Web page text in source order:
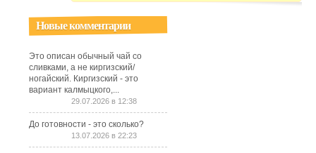
Новые комментарии
Это описан обычный чай со
сливками, а не киргизский/
ногайский. Киргизский - это
вариант калмыцкого,...
29.07.2026 в 12:38
До готовности - это сколько?
13.07.2026 в 22:23